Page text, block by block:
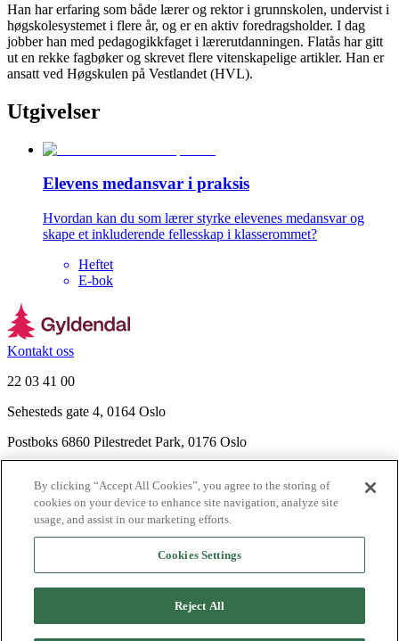
Han har erfaring som både lærer og rektor i grunnskolen, undervist i
høgskolesystemet i flere år, og er en aktiv foredragsholder. I dag
jobber han med pedagogikkfaget i lærerutdanningen. Flatås har gitt
ut en rekke fagbøker og skrevet flere vitenskapelige artikler. Han er
ansatt ved Høgskulen på Vestlandet (HVL).
Utgivelser
Elevens medansvar i praksis
Hvordan kan du som lærer styrke elevenes medansvar og
skape et inkluderende fellesskap i klasserommet?
Heftet
E-bok
Kontakt oss
22 03 41 00
Sehesteds gate 4, 0164 Oslo
Postboks 6860 Pilestredet Park, 0176 Oslo
Nyhetsbrev
Ledige stillinger
Send inn manus
Agency
By clicking “Accept All Cookies”, you agree to the storing of
cookies on your device to enhance site navigation, analyze site
usage, and assist in our marketing efforts.
Cookies Settings
Reject All